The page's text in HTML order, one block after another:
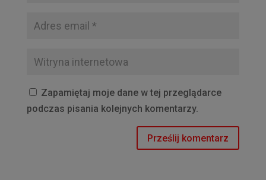
Zapamiętaj moje dane w tej przeglądarce
podczas pisania kolejnych komentarzy.